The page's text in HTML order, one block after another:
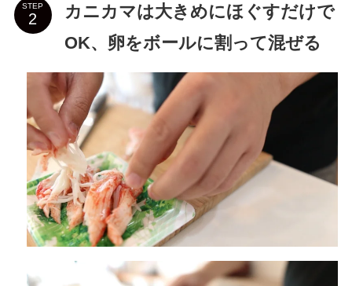
STEP
カニカマは大きめにほぐすだけで
OK、卵をボールに割って混ぜる